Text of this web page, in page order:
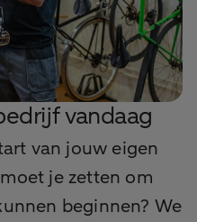
vandaag
van jouw eigen
je zetten om
beginnen? We